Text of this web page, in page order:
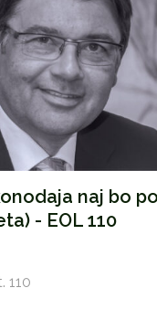
naj bo
- EOL 110
110